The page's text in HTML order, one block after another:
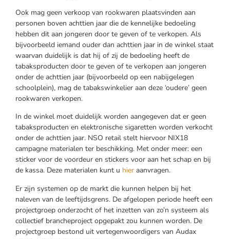
Ook mag geen verkoop van rookwaren plaatsvinden aan
personen boven achttien jaar die de kennelijke bedoeling
hebben dit aan jongeren door te geven of te verkopen. Als
bijvoorbeeld iemand ouder dan achttien jaar in de winkel staat
waarvan duidelijk is dat hij of zij de bedoeling heeft de
tabaksproducten door te geven of te verkopen aan jongeren
onder de achttien jaar (bijvoorbeeld op een nabijgelegen
schoolplein), mag de tabakswinkelier aan deze ‘oudere’ geen
rookwaren verkopen.
In de winkel moet duidelijk worden aangegeven dat er geen
tabaksproducten en elektronische sigaretten worden verkocht
onder de achttien jaar. NSO retail stelt hiervoor NIX18
campagne materialen ter beschikking. Met onder meer: een
sticker voor de voordeur en stickers voor aan het schap en bij
de kassa. Deze materialen kunt u hier aanvragen.
Er zijn systemen op de markt die kunnen helpen bij het
naleven van de leeftijdsgrens. De afgelopen periode heeft een
projectgroep onderzocht of het inzetten van zo’n systeem als
collectief brancheproject opgepakt zou kunnen worden. De
projectgroep bestond uit vertegenwoordigers van Audax